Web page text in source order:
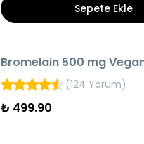
Sepete Ekle
AYNI GÜN KARGO
Bromelain 500 mg
(124 Yorum)
₺ 499.90